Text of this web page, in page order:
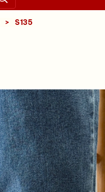
> S135